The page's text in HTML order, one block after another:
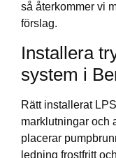
så återkommer vi
förslag.
Installera
system i
Rätt installerat
marklutningar och
placerar
ledning frostfritt